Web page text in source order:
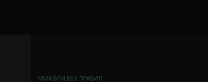
ММА БОИ БЕЗ ПРАВИЛ